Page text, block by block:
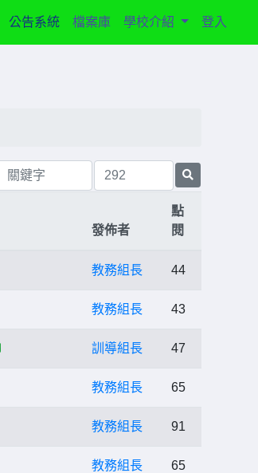
(current)
公告系統 檔案庫 學校介紹 登入
發佈者
點
閱
教務組長 44
教務組長 43
訓導組長 47
教務組長 65
教務組長 91
教務組長 65